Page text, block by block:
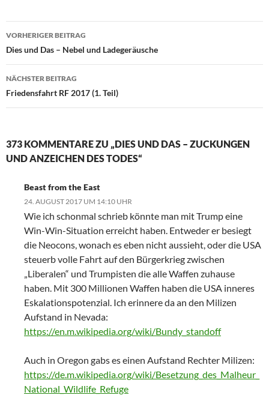
Beitragsnavigation
VORHERIGER BEITRAG
Dies und Das – Nebel und Ladegeräusche
NÄCHSTER BEITRAG
Friedensfahrt RF 2017 (1. Teil)
373 KOMMENTARE ZU „DIES UND DAS – ZUCKUNGEN
UND ANZEICHEN DES TODES“
Beast from the East
24. AUGUST 2017 UM 14:10 UHR
Wie ich schonmal schrieb könnte man mit Trump eine
Win-Win-Situation erreicht haben. Entweder er besiegt
die Neocons, wonach es eben nicht aussieht, oder die USA
steuerb volle Fahrt auf den Bürgerkrieg zwischen
„Liberalen“ und Trumpisten die alle Waffen zuhause
haben. Mit 300 Millionen Waffen haben die USA inneres
Eskalationspotenzial. Ich erinnere da an den Milizen
Aufstand in Nevada:
https://en.m.wikipedia.org/wiki/Bundy_standoff
Auch in Oregon gabs es einen Aufstand Rechter Milizen:
https://de.m.wikipedia.org/wiki/Besetzung_des_Malheur_
National_Wildlife_Refuge